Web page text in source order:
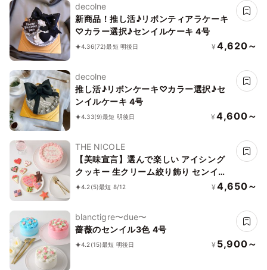
decolne
新商品！推し活♪リボンティアラケーキ
♡カラー選択♪センイルケーキ 4号
4.36(72)最短 明後日 ¥ 4,620～
decolne
推し活♪リボンケーキ♡カラー選択♪セ
ンイルケーキ 4号
4.33(9)最短 明後日 ¥ 4,600～
THE NICOLE
【美味宣言】選んで楽しい アイシング
クッキー 生クリーム絞り飾り センイル
ケーキ（赤） クリームカラーは5色から
4.2(5)最短 8/12 ¥ 4,650～
blanctigre〜due〜
薔薇のセンイル3色 4号
4.2(15)最短 明後日 ¥ 5,900～